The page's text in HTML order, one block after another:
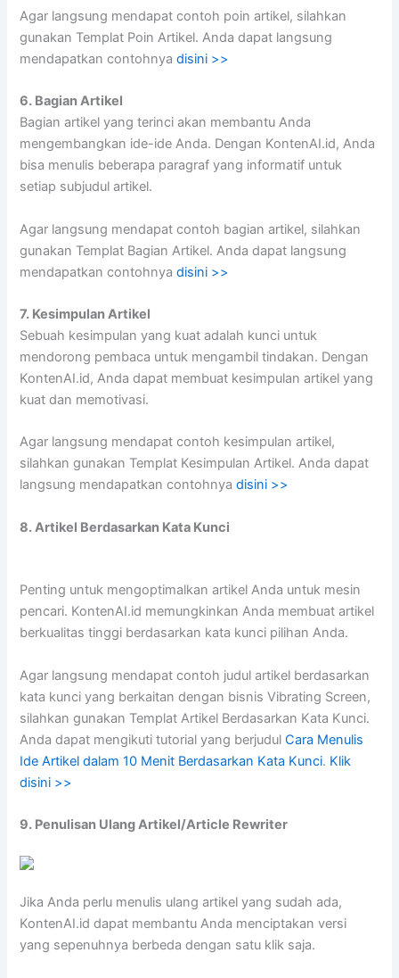
Agar langsung mendapat contoh poin artikel, silahkan
gunakan Templat Poin Artikel. Anda dapat langsung
mendapatkan contohnyadisini >>
6. Bagian Artikel
Bagian artikel yang terinci akan membantu Anda
mengembangkan ide-ide Anda. Dengan KontenAI.id, Anda
bisa menulis beberapa paragraf yang informatif untuk
setiap subjudul artikel.
Agar langsung mendapat contoh bagian artikel, silahkan
gunakan Templat Bagian Artikel. Anda dapat langsung
mendapatkan contohnyadisini >>
7. Kesimpulan Artikel
Sebuah kesimpulan yang kuat adalah kunci untuk
mendorong pembaca untuk mengambil tindakan. Dengan
KontenAI.id, Anda dapat membuat kesimpulan artikel yang
kuat dan memotivasi.
Agar langsung mendapat contoh kesimpulan artikel,
silahkan gunakan Templat Kesimpulan Artikel. Anda dapat
langsung mendapatkan contohnyadisini >>
8. Artikel Berdasarkan Kata Kunci
Penting untuk mengoptimalkan artikel Anda untuk mesin
pencari. KontenAI.id memungkinkan Anda membuat artikel
berkualitas tinggi berdasarkan kata kunci pilihan Anda.
Agar langsung mendapat contoh judul artikel berdasarkan
kata kunci yang berkaitan dengan bisnis Vibrating Screen,
silahkan gunakan Templat Artikel Berdasarkan Kata Kunci.
Anda dapat mengikuti tutorial yang berjudulCara Menulis
Ide Artikel dalam 10 Menit Berdasarkan Kata Kunci. Klik
disini >>
9. Penulisan Ulang Artikel/Article Rewriter
Jika Anda perlu menulis ulang artikel yang sudah ada,
KontenAI.id dapat membantu Anda menciptakan versi
yang sepenuhnya berbeda dengan satu klik saja.